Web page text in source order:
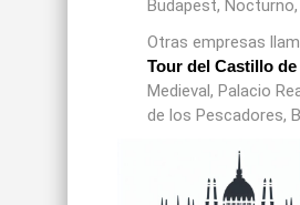
Budapest,
Otras empresas
Tour del Castillo
Medieval, Palacio
de los Pescadores,